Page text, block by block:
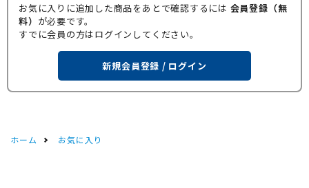
お気に入りに追加した商品をあとで確認するには 会員登録（無
料） が必要です。
すでに会員の方はログインしてください。
新規会員登録 / ログイン
ホーム お気に入り